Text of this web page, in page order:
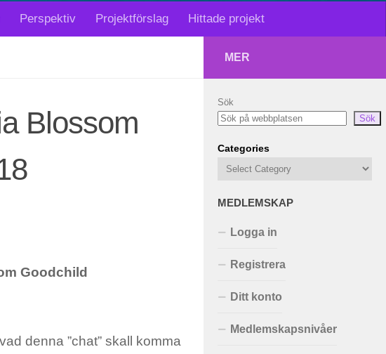
Perspektiv Projektförslag Hittade projekt
Blossom
Goodchild
denna ”chat” skall komma
MER
Sök
Sök
Categories
MEDLEMSKAP
Logga in
Registrera
Ditt konto
Medlemskapsnivåer